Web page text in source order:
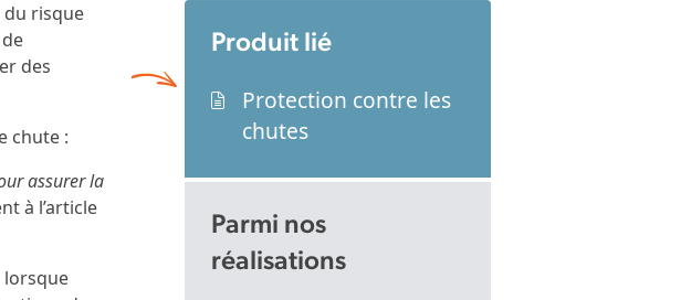
risque
des
chute :
assurer la
à l’article
lorsque
Produit lié
Protection contre les
chutes
Parmi nos
réalisations